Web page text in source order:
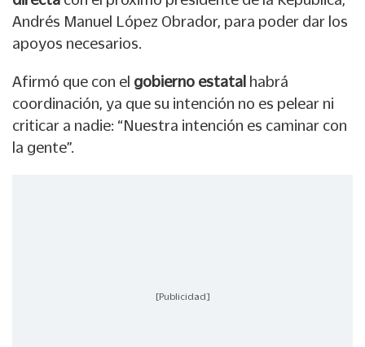
Andrés Manuel López Obrador, para poder dar los
apoyos necesarios.
Afirmó que con el gobierno estatal habrá
coordinación, ya que su intención no es pelear ni
criticar a nadie: “Nuestra intención es caminar con
la gente”.
[Publicidad]